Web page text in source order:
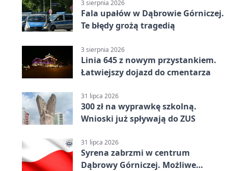
3 sierpnia 2026
Fala upałów w Dąbrowie Górniczej.
Te błędy grożą tragedią
3 sierpnia 2026
Linia 645 z nowym przystankiem.
Łatwiejszy dojazd do cmentarza
31 lipca 2026
300 zł na wyprawkę szkolną.
Wnioski już spływają do ZUS
31 lipca 2026
Syrena zabrzmi w centrum
Dąbrowy Górniczej. Możliwe